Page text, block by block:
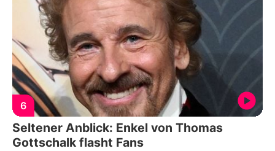
6
Seltener Anblick: Enkel von Thomas
Gottschalk flasht Fans